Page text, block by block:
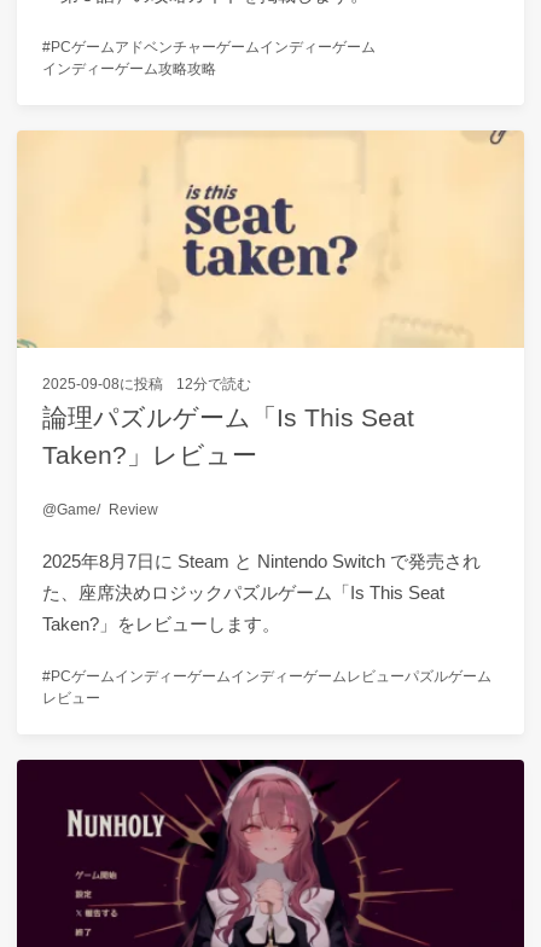
PCゲームアドベンチャーゲームインディーゲーム
インディーゲーム攻略攻略
2025-09-08に投稿 12分で読む
論理パズルゲーム「Is This Seat
Taken?」レビュー
Game Review
2025年8月7日に Steam と Nintendo Switch で発売され
た、座席決めロジックパズルゲーム「Is This Seat
Taken?」をレビューします。
PCゲームインディーゲームインディーゲームレビューパズルゲーム
レビュー